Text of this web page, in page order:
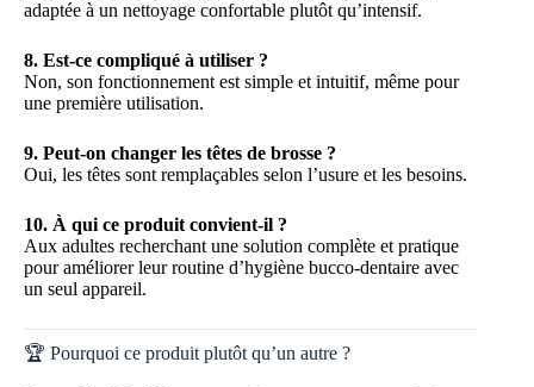
adaptée à un nettoyage confortable plutôt qu’intensif.
8. Est-ce compliqué à utiliser ?
Non, son fonctionnement est simple et intuitif, même pour
une première utilisation.
9. Peut-on changer les têtes de brosse ?
Oui, les têtes sont remplaçables selon l’usure et les besoins.
10. À qui ce produit convient-il ?
Aux adultes recherchant une solution complète et pratique
pour améliorer leur routine d’hygiène bucco-dentaire avec
un seul appareil.
🏆 Pourquoi ce produit plutôt qu’un autre ?